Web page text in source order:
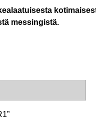
messingistä.